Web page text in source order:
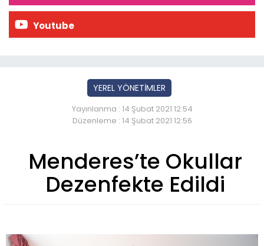
Youtube
YEREL YÖNETİMLER
Yayınlanma : 14 Şubat 2021 12:54
Düzenleme : 14 Şubat 2021 12:56
Menderes’te Okullar
Dezenfekte Edildi